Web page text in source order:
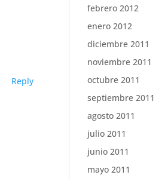
Reply
febrero 2012
enero 2012
diciembre 2011
noviembre 2011
octubre 2011
septiembre 2011
agosto 2011
julio 2011
junio 2011
mayo 2011